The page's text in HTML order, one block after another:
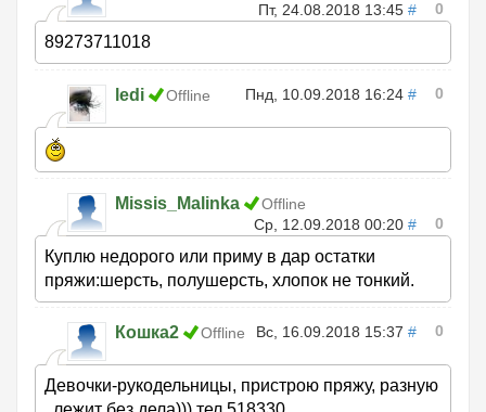
Пт, 24.08.2018 13:45 # 0
89273711018
ledi Offline Пнд, 10.09.2018 16:24 # 0
Missis_Malinka
Offline
Ср, 12.09.2018 00:20 # 0
Куплю недорого или приму в дар остатки
пряжи:шерсть, полушерсть, хлопок не тонкий.
Кошка2 Offline Вс, 16.09.2018 15:37 # 0
Девочки-рукодельницы, пристрою пряжу, разную